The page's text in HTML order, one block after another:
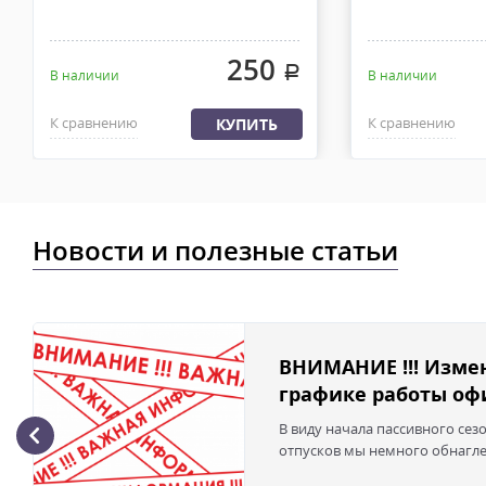
В наличии 250 .
К сравнению КУПИТЬ
В наличии
К сравнению
Новости и полезные статьи
ВНИМАНИЕ !!!
графике работы
В виду начала пассивного
отпусков мы немного